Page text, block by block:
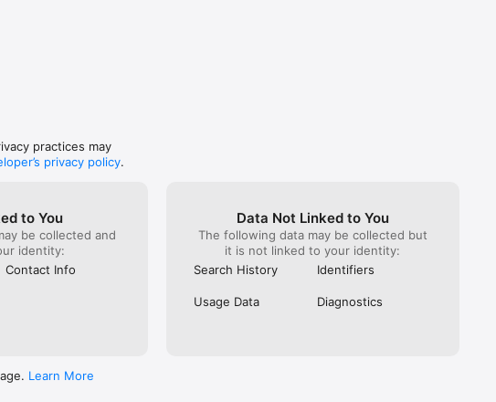
practices may
privacy policy.
to You
be collected and
identity:
Contact Info
Data Not Linked to You
The following data may be collected but
it is not linked to your identity:
Search History
Identifiers
Usage Data Diagnostics
Learn More